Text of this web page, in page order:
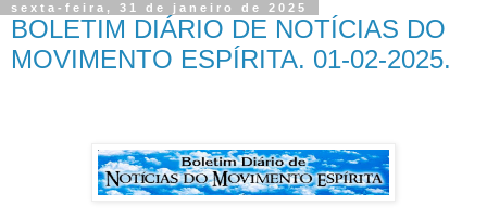
sexta-feira, 31 de janeiro de 2025
BOLETIM DIÁRIO DE NOTÍCIAS DO
MOVIMENTO ESPÍRITA. 01-02-2025.